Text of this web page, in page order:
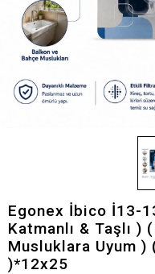
Egonex İbico İ13-
Katmanlı & Taşlı )
Musluklara Uyum )
)*12x25